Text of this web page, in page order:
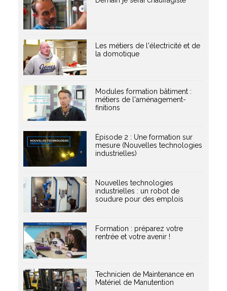
Qui sommes-nous ?
GRETA-CFA de Besançon
GRETA-CFA Haute-Saône – Nord Franche-Comté
GRETA-CFA du Haut-Doubs
GRETA-CFA Jura
Nos offres d’emplois
Les métiers de l'électricité et de
la domotique
Modules formation bâtiment :
métiers de l'aménagement-
finitions
Épisode 2 : Une formation sur
mesure (Nouvelles technologies
industrielles)
Nouvelles technologies
industrielles : un robot de
soudure pour des emplois
Formation : préparez votre
rentrée et votre avenir !
Technicien de Maintenance en
Matériel de Manutention